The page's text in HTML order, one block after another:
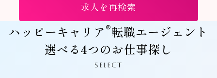
求人を再検索
ハッピーキャリア®転職エージェント
選べる4つのお仕事探し
SELECT